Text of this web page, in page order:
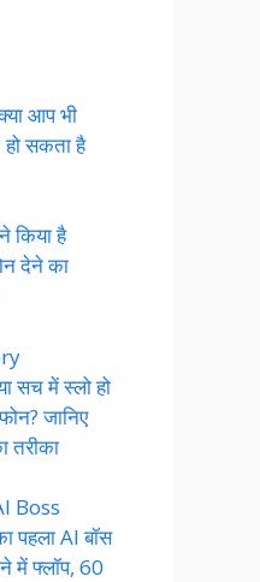
आप भी
सकता है
किया है
देने का
सच में स्लो हो
जानिए
तरीका
Boss
पहला AI बॉस
में फ्लॉप, 60